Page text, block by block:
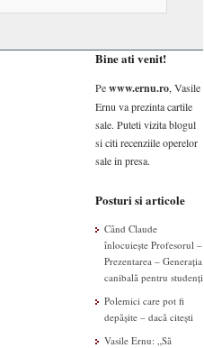
Bine ati venit!
Pewww.ernu.ro, Vasile
Ernu va prezinta cartile
sale. Puteti vizita blogul
si citi recenziile operelor
sale in presa.
Posturi si articole
Când Claude
înlocuiește Profesorul –
Prezentarea – Generația
canibală pentru studenți
Polemici care pot fi
depășite – dacă citești
Vasile Ernu: „Să